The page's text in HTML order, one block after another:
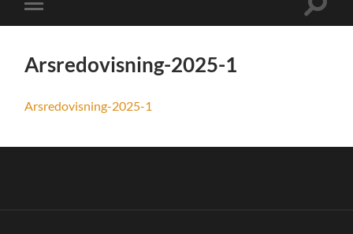
Slå
på/av
Slå
Arsredovisning-2025-1
Arsredovisning-2025-1